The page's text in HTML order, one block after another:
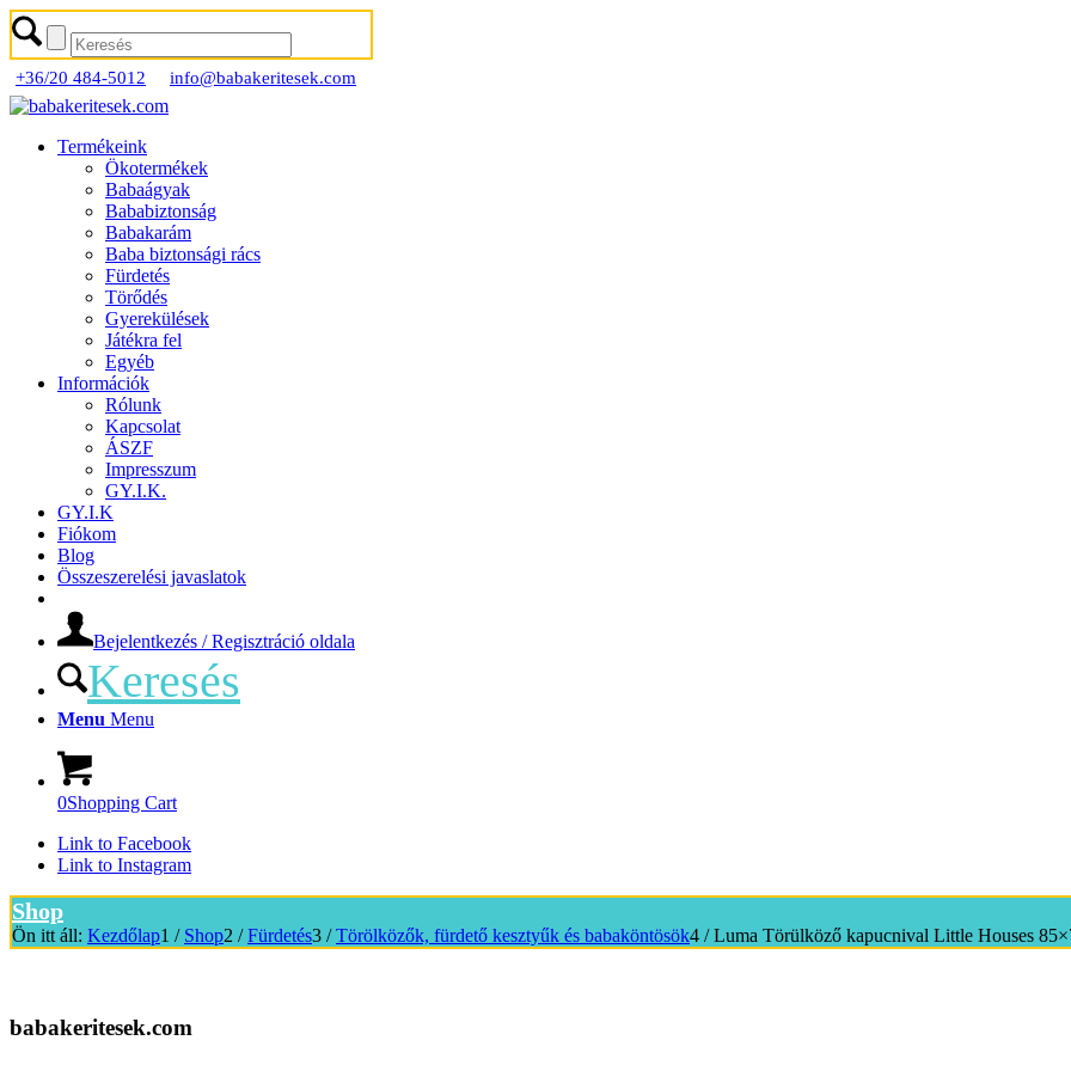
+36/20 484-5012 info@babakeritesek.com
Termékeink
Ökotermékek
Babaágyak
Bababiztonság
Babakarám
Baba biztonsági rács
Fürdetés
Törődés
Gyerekülések
Játékra fel
Egyéb
Információk
Rólunk
Kapcsolat
ÁSZF
Impresszum
GY.I.K.
GY.I.K
Fiókom
Blog
Összeszerelési javaslatok
Bejelentkezés / Regisztráció oldala
Keresés
Menu Menu
0Shopping Cart
Link to Facebook
Link to Instagram
Shop
Ön itt áll: Kezdőlap1 / Shop2 / Fürdetés3 / Törölközők, fürdető kesztyűk és babaköntösök4 / Luma Törülköző kapucnival Little Houses
babakeritesek.com